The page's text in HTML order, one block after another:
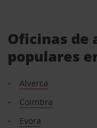
Oficinas de
populares
Alverca
Coimbra
Evora